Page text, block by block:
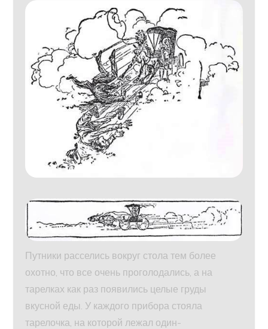
Путники расселись вокруг стола тем более
охотно, что все очень проголодались, а на
тарелках как раз появились целые груды
вкусной еды. У каждого прибора стояла
тарелочка, на которой лежал один-